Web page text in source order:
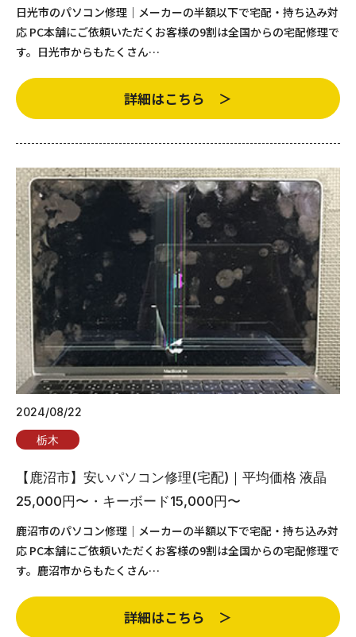
日光市のパソコン修理｜メーカーの半額以下で宅配・持ち込み対
応 PC本舗にご依頼いただくお客様の9割は全国からの宅配修理で
す。日光市からもたくさん…
詳細はこちら ＞
2024/08/22
栃木
【鹿沼市】安いパソコン修理(宅配)｜平均価格 液晶
25,000円〜・キーボード15,000円〜
鹿沼市のパソコン修理｜メーカーの半額以下で宅配・持ち込み対
応 PC本舗にご依頼いただくお客様の9割は全国からの宅配修理で
す。鹿沼市からもたくさん…
詳細はこちら ＞